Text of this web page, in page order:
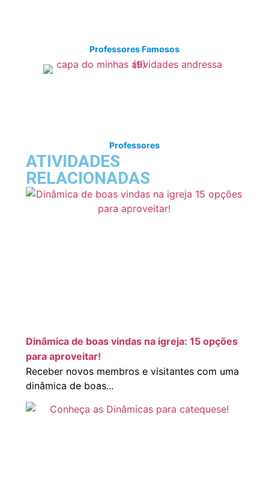
Professores Famosos
Professores
ATIVIDADES
RELACIONADAS
Dinâmica de boas vindas na igreja: 15 opções
para aproveitar!
Receber novos membros e visitantes com uma
dinâmica de boas...